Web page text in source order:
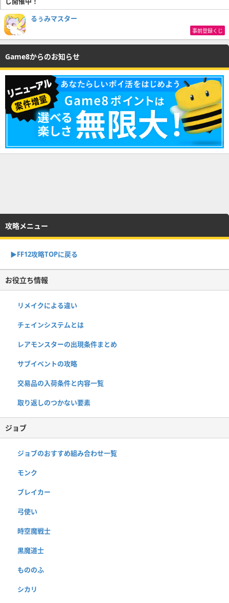
るぅみマスター
事前登録くじ
Game8からのお知らせ
攻略メニュー
▶︎FF12攻略TOPに戻る
お役立ち情報
リメイクによる違い
チェインシステムとは
レアモンスターの出現条件まとめ
サブイベントの攻略
交易品の入荷条件と内容一覧
取り返しのつかない要素
ジョブ
ジョブのおすすめ組み合わせ一覧
モンク
ブレイカー
弓使い
時空魔戦士
黒魔道士
もののふ
シカリ